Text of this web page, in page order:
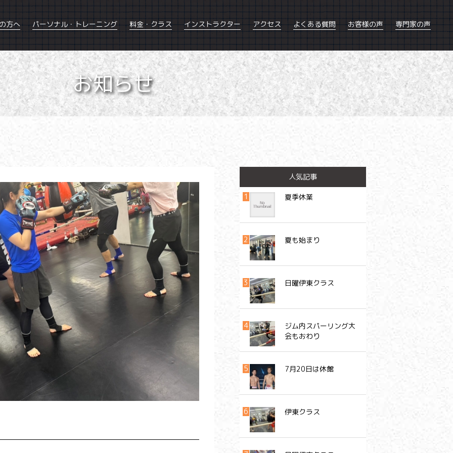
方へ パーソナル・トレーニング 料金・クラス インストラクター アクセス よくある質問 お客様の声 専門家の声
お知らせ
人気記事
夏季休業
夏も始まり
日曜伊東クラス
ジム内スパーリング大
会もおわり
7月20日は休館
伊東クラス